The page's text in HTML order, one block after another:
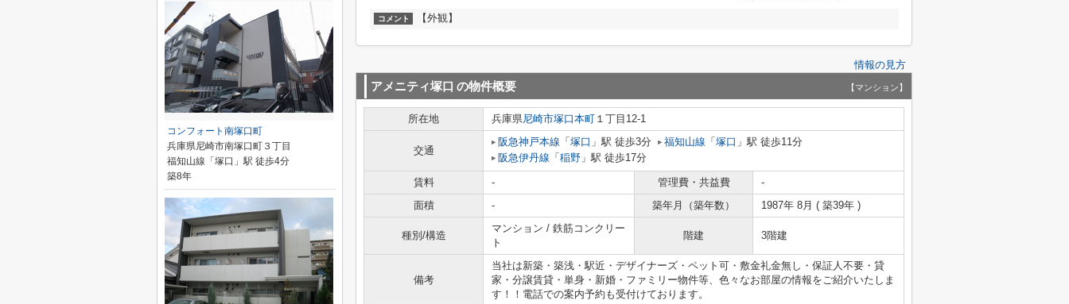
コメント 【外観】
情報の見方
アメニティ塚口 の物件概要 【マンション】
所在地 兵庫県尼崎市塚口本町 １丁目12-1
交通
阪急神戸本線 「 塚口 」駅 徒歩3分 福知山線 「 塚口 」駅 徒歩11分
阪急伊丹線 「 稲野 」駅 徒歩17分
賃料 - 管理費・共益費
-
面積
- 築年月（築年数） 1987年 8月 ( 築39年 )
種別/構造
マンション / 鉄筋コンクリー
ト
階建 3階建
備考
当社は新築・築浅・駅近・デザイナーズ・ペット可・敷金礼金無し・保証人不要・貸
家・分譲賃貸・単身・新婚・ファミリー物件等、色々なお部屋の情報をご紹介いたしま
す！！電話での案内予約も受付けております。
コンフォート南塚口町
兵庫県尼崎市南塚口町３丁目
福知山線「塚口」駅 徒歩4分
築8年